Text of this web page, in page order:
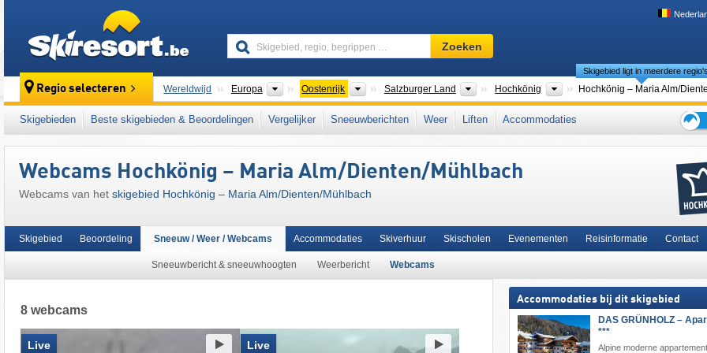
Skigebied,
regio,
…
Zoeken
Regio selecteren Wereldwijd Europa Continenten
Oostenrijk LandenSalzburger Land Bondsstaten
Hochkönig Toeristische regio's
Skigebied ligt in meerdere
Dit skigebied ligt ook in: Salzburger Schieferalpen Berchtesgadener Alpen Pinzgau Zell am See
Sankt Johann im Pongau
SuperSkiCard noordelijke deel van de oostelijke Alpen
Oostenrijkse Alpen, oostelijk deel van de Alpen, Alpen, West-Europa, Midden-Europa, Europese Unie
Skigebieden Beste skigebieden & Beoordelingen Vergelijker Sneeuwberichten Weer Liften
Accommodaties
Webcams Hochkönig – Maria Alm/​Dienten/​Mühlbach
Webcams van het skigebied Hochkönig – Maria Alm/​Dienten/​Mühlbach
Skigebied Beoordeling Sneeuw / Weer / Webcams
Sneeuwbericht & sneeuwhoogten Weerbericht Webcams
Accommodaties Skiverhuur Skischolen Evenementen Reisinformatie Contact
8 webcams
Live Live
Accommodaties bij dit skigebied
DAS GRÜNHOLZ –
***
Alpine moderne